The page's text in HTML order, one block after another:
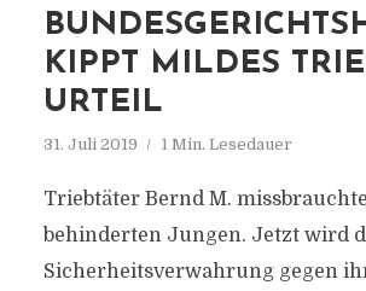
KIPPT MILDES
URTEIL
31. Juli 2019 1 Min. Lesedauer
Triebtäter Bernd M.
behinderten Jungen. Jetzt wird
Sicherheitsverwahrung gegen